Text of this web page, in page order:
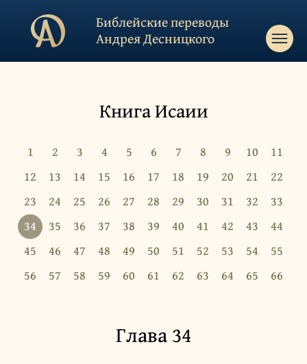
Библейские переводы
Андрея Десницкого
Книга Исаии
1 2 3 4 5 6 7 8 9 10
11
12
13 14 15 16 17 18 19 20 21
22
23
24 25 26 27 28 29 30 31 32
33
34
35 36 37 38 39 40 41 42 43
44
45
46 47 48 49 50 51 52 53 54
55
56
57 58 59 60 61 62 63 64 65 66
Глава 34